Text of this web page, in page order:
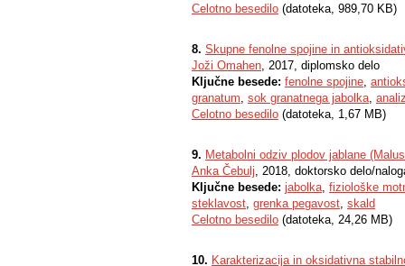
Celotno besedilo (datoteka, 989,70 KB)
8. Skupne fenolne spojine in
Joži Omahen, 2017, diplomsko delo
Ključne besede: fenolne spojine,
granatum, sok granatnega jabolka,
Celotno besedilo (datoteka, 1,67 MB)
9. Metabolni odziv plodov jablane
Anka Čebulj, 2018, doktorsko delo/
Ključne besede: jabolka, fiziološke
steklavost, grenka pegavost, skald
Celotno besedilo (datoteka, 24,26 MB)
10. Karakterizacija in oksidativna